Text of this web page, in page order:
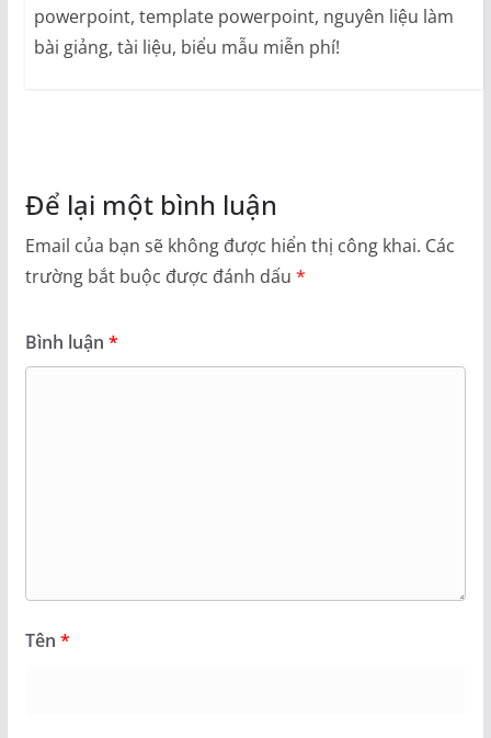
powerpoint, template powerpoint, nguyên liệu làm
bài giảng, tài liệu, biểu mẫu miễn phí!
Để lại một bình luận
Email của bạn sẽ không được hiển thị công khai. Các
trường bắt buộc được đánh dấu *
Bình luận *
Tên *